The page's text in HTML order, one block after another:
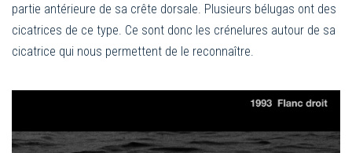
partie antérieure de sa crête dorsale. Plusieurs bélugas ont des
cicatrices de ce type. Ce sont donc les crénelures autour de sa
cicatrice qui nous permettent de le reconnaître.